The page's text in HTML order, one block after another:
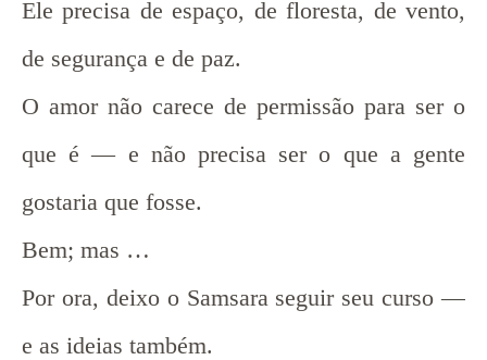
Ele precisa de espaço, de floresta, de vento,
de segurança e de paz.
O amor não carece de permissão para ser o
que é — e não precisa ser o que a gente
gostaria que fosse.
Bem; mas …
Por ora, deixo o Samsara seguir seu curso —
e as ideias também.